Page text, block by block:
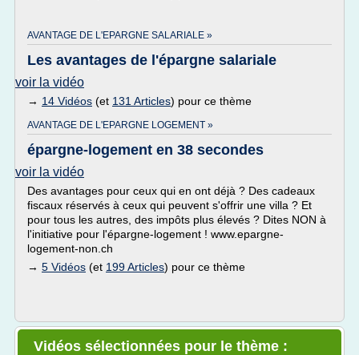
AVANTAGE DE L'EPARGNE SALARIALE »
Les avantages de l'épargne salariale
voir la vidéo
→ 14 Vidéos (et 131 Articles) pour ce thème
AVANTAGE DE L'EPARGNE LOGEMENT »
épargne-logement en 38 secondes
voir la vidéo
Des avantages pour ceux qui en ont déjà ? Des cadeaux
fiscaux réservés à ceux qui peuvent s'offrir une villa ? Et
pour tous les autres, des impôts plus élevés ? Dites NON à
l'initiative pour l'épargne-logement ! www.epargne-
logement-non.ch
→ 5 Vidéos (et 199 Articles) pour ce thème
Vidéos sélectionnées pour le thème :